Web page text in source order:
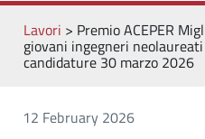
Lavori > Premio ACEPER
giovani ingegneri
candidature 30 marzo 2026
12 February 2026